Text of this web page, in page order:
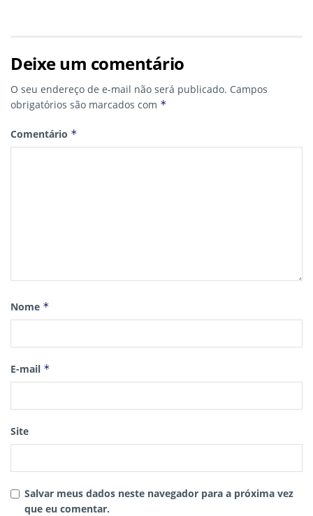
Deixe um comentário
O seu endereço de e-mail não será publicado. Campos
obrigatórios são marcados com *
Comentário *
Nome *
E-mail *
Site
Salvar meus dados neste navegador para a próxima vez
que eu comentar.